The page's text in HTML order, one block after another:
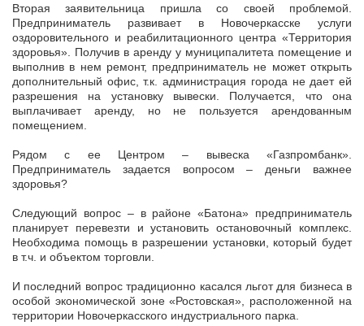
Вторая заявительница пришла со своей проблемой.
Предприниматель развивает в Новочеркасске услуги
оздоровительного и реабилитационного центра «Территория
здоровья». Получив в аренду у муниципалитета помещение и
выполнив в нем ремонт, предприниматель не может открыть
дополнительный офис, т.к. администрация города не дает ей
разрешения на установку вывески. Получается, что она
выплачивает аренду, но не пользуется арендованным
помещением.
Рядом с ее Центром – вывеска «Газпромбанк».
Предприниматель задается вопросом – деньги важнее
здоровья?
Следующий вопрос – в районе «Батона» предприниматель
планирует перевезти и установить остановочный комплекс.
Необходима помощь в разрешении установки, который будет
в т.ч. и объектом торговли.
И последний вопрос традиционно касался льгот для бизнеса в
особой экономической зоне «Ростовская», расположенной на
территории Новочеркасского индустриального парка.